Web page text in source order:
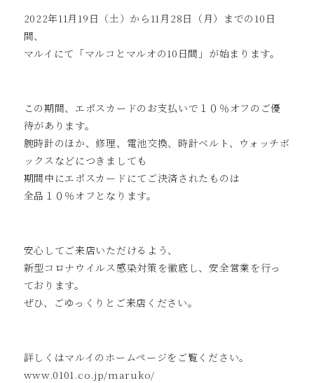
2022年11月19日（土）から11月28日（月）までの10日
間、
マルイにて「マルコとマルオの10日間」が始まります。
この期間、エポスカードのお支払いで１０％オフのご優
待があります。
腕時計のほか、修理、電池交換、時計ベルト、ウォッチボ
ックスなどにつきましても
期間中にエポスカードにてご決済されたものは
全品１０％オフとなります。
安心してご来店いただけるよう、
新型コロナウイルス感染対策を徹底し、安全営業を行っ
ております。
ぜひ、ごゆっくりとご来店ください。
詳しくはマルイのホームページをご覧ください。
www.0101.co.jp/maruko/